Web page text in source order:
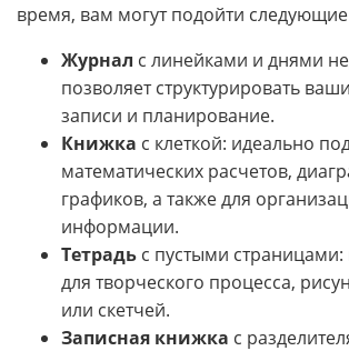
время, вам могут подойти
Журнал с линейками и днями
позволяет структурировать
записи и планирование.
Книжка с клеткой: идеально
математических расчетов,
графиков, а также для
информации.
Тетрадь с пустыми страницами:
для творческого процесса,
или скетчей.
Записная книжка с